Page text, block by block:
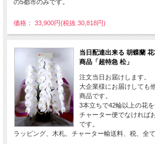
の5都市のみです。
価格： 33,900円(税抜 30,818円)
当日配達出来る 胡蝶蘭
商品「超特急 松」
注文当日お届けします。
大企業様にお届けしても
商品です。
3本立ちで42輪以上の花
チャーター便でなければ
です。
ラッピング、木札、チャーター輸送料、税、全